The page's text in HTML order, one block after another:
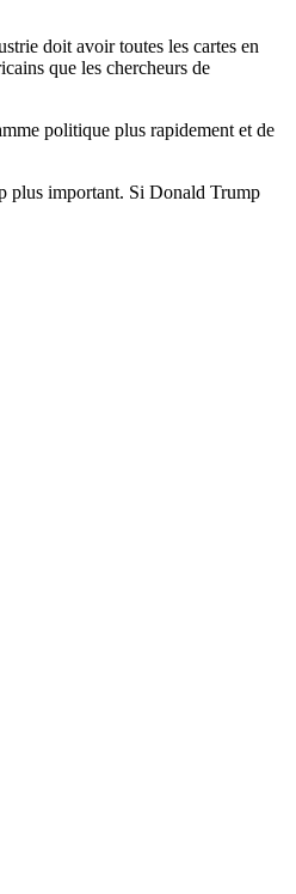
doit avoir toutes les cartes en
que les chercheurs de
politique plus rapidement et de
plus important. Si Donald Trump